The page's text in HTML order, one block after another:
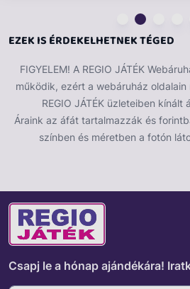
EZEK IS ÉRDEKELHETNEK TÉGED
FIGYELEM! A REGIO JÁTÉK
működik, ezért a webáruház
REGIO JÁTÉK üzleteiben kínált
Áraink az áfát tartalmazzák és
színben és méretben a fotón
Csapj le a hónap ajándékára!